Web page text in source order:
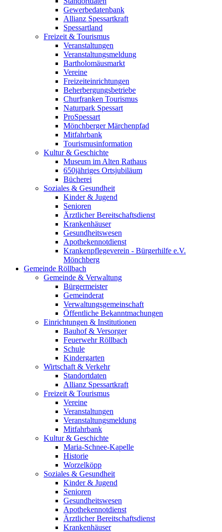
Gewerbedatenbank
Allianz Spessartkraft
Spessartland
Freizeit & Tourismus
Veranstaltungen
Veranstaltungsmeldung
Bartholomäusmarkt
Vereine
Freizeiteinrichtungen
Beherbergungsbetriebe
Churfranken Tourismus
Naturpark Spessart
ProSpessart
Mönchberger Märchenpfad
Mitfahrbank
Tourismusinformation
Kultur & Geschichte
Museum im Alten Rathaus
650jähriges Ortsjubiläum
Bücherei
Soziales & Gesundheit
Kinder & Jugend
Senioren
Ärztlicher Bereitschaftsdienst
Krankenhäuser
Gesundheitswesen
Apothekennotdienst
Krankenpflegeverein - Bürgerhilfe e.V.
Mönchberg
Gemeinde Röllbach
Gemeinde & Verwaltung
Bürgermeister
Gemeinderat
Verwaltungsgemeinschaft
Öffentliche Bekanntmachungen
Einrichtungen & Institutionen
Bauhof & Versorger
Feuerwehr Röllbach
Schule
Kindergarten
Wirtschaft & Verkehr
Standortdaten
Allianz Spessartkraft
Freizeit & Tourismus
Vereine
Veranstaltungen
Veranstaltungsmeldung
Mitfahrbank
Kultur & Geschichte
Maria-Schnee-Kapelle
Historie
Worzelköpp
Soziales & Gesundheit
Kinder & Jugend
Senioren
Gesundheitswesen
Apothekennotdienst
Ärztlicher Bereitschaftsdienst
Krankenhäuser